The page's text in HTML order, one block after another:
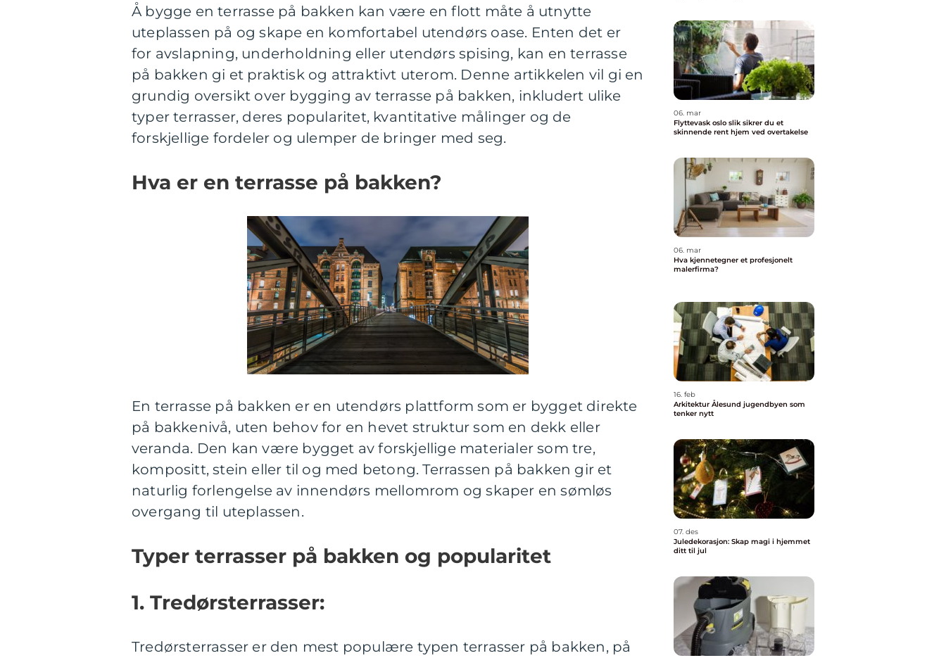
Å bygge en terrasse på bakken kan være en flott måte å utnytte
uteplassen på og skape en komfortabel utendørs oase. Enten det er
for avslapning, underholdning eller utendørs spising, kan en terrasse
på bakken gi et praktisk og attraktivt uterom. Denne artikkelen vil gi en
grundig oversikt over bygging av terrasse på bakken, inkludert ulike
typer terrasser, deres popularitet, kvantitative målinger og de
forskjellige fordeler og ulemper de bringer med seg.
Hva er en terrasse på bakken?
En terrasse på bakken er en utendørs plattform som er bygget direkte
på bakkenivå, uten behov for en hevet struktur som en dekk eller
veranda. Den kan være bygget av forskjellige materialer som tre,
kompositt, stein eller til og med betong. Terrassen på bakken gir et
naturlig forlengelse av innendørs mellomrom og skaper en sømløs
overgang til uteplassen.
Typer terrasser på bakken og popularitet
1. Tredørsterrasser:
Tredørsterrasser er den mest populære typen terrasser på bakken, på
06. mar
Flyttevask oslo slik sikrer du et
skinnende rent hjem ved overtakelse
06. mar
Hva kjennetegner et profesjonelt
malerfirma?
16. feb
Arkitektur Ålesund jugendbyen som
tenker nytt
07. des
Juledekorasjon: Skap magi i hjemmet
ditt til jul